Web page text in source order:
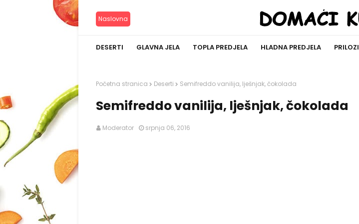
Naslovna
DESERTI GLAVNA JELA TOPLA PREDJELA HLADNA PREDJELA PRILOZI
Početna stranica Deserti Semifreddo vanilija, lješnjak, čokolada
Semifreddo vanilija, lješnjak, čokolada
Moderator srpnja 06, 2016